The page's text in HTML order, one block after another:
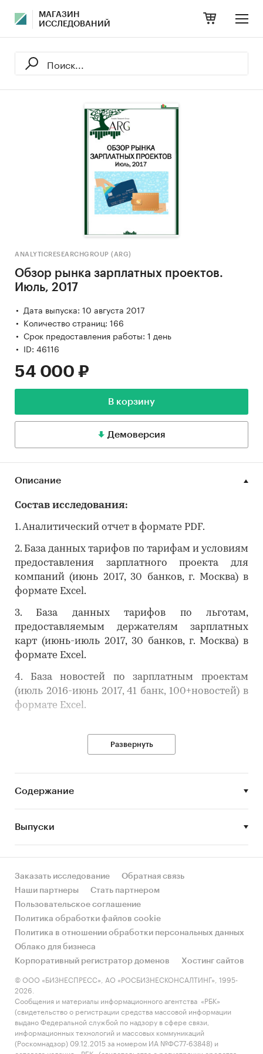
МАГАЗИН
ИССЛЕДОВАНИЙ
ANALYTICRESEARCHGROUP (ARG)
Обзор рынка зарплатных проектов.
Июль, 2017
Дата выпуска: 10 августа 2017
Количество страниц: 166
Срок предоставления работы: 1 день
ID: 46116
54 000 ₽
В корзину
Демоверсия
Описание
Состав исследования:
1. Аналитический отчет в формате PDF.
2. База данных тарифов по тарифам и условиям
предоставления зарплатного проекта для
компаний (июнь 2017, 30 банков, г. Москва) в
формате Excel.
3. База данных тарифов по льготам,
предоставляемым держателям зарплатных
карт (июнь-июль 2017, 30 банков, г. Москва) в
формате Excel.
4. База новостей по зарплатным проектам
(июль 2016-июнь 2017, 41 банк, 100+новостей) в
формате Excel.
Исследование российского рынка зарплатных
рынке, приведены показатели некоторых
данные опросов населения об использовании
пластиковых карт, опросов предпринимателей
аналитическую информацию о российском
рынке банковских пластиковых карт.
Справочно приведена аналитика, касающаяся
малого, среднего и крупного
предпринимательства в России.
условий 30 крупных российских банков по
предлагаемым ими зарплатным проектам для
компаний с ФОТ 400 тыс. руб. и 800 тыс. руб. в
г. Москва (метод сбора информации – mystery-
shopping, время сбора –июнь 2017 года).
Банки, вошедшие в исследование:
Развернуть
Содержание
Выпуски
Заказать исследование
Обратная связь
Наши партнеры
Стать партнером
Пользовательское соглашение
Политика обработки файлов cookie
Политика в отношении обработки персональных данных
Облако для бизнеса
Корпоративный регистратор доменов
Хостинг сайтов
© ООО «БИЗНЕСПРЕСС», АО «РОСБИЗНЕСКОНСАЛТИНГ», 1995-
2026.
Сообщения и материалы информационного агентства «РБК»
(свидетельство о регистрации средства массовой информации
выдано Федеральной службой по надзору в сфере связи,
информационных технологий и массовых коммуникаций
(Роскомнадзор) 09.12.2015 за номером ИА №ФС77-63848) и